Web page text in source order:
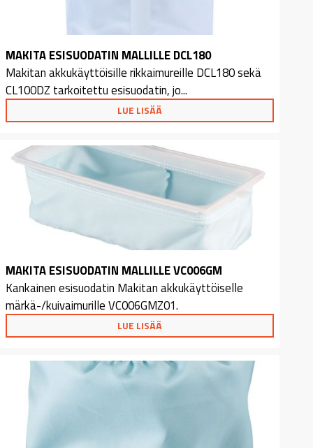
MAKITA ESISUODATIN MALLILLE DCL180
Makitan akkukäyttöisille rikkaimureille DCL180 sekä
CL100DZ tarkoitettu esisuodatin, jo...
LUE LISÄÄ
MAKITA ESISUODATIN MALLILLE VC006GM
Kankainen esisuodatin Makitan akkukäyttöiselle
märkä-/kuivaimurille VC006GMZ01.
LUE LISÄÄ